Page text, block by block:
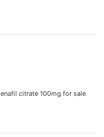
citrate 100mg for sale